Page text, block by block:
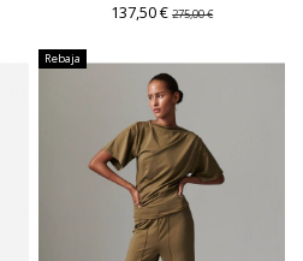
137,50 €275,00 €
Rebaja